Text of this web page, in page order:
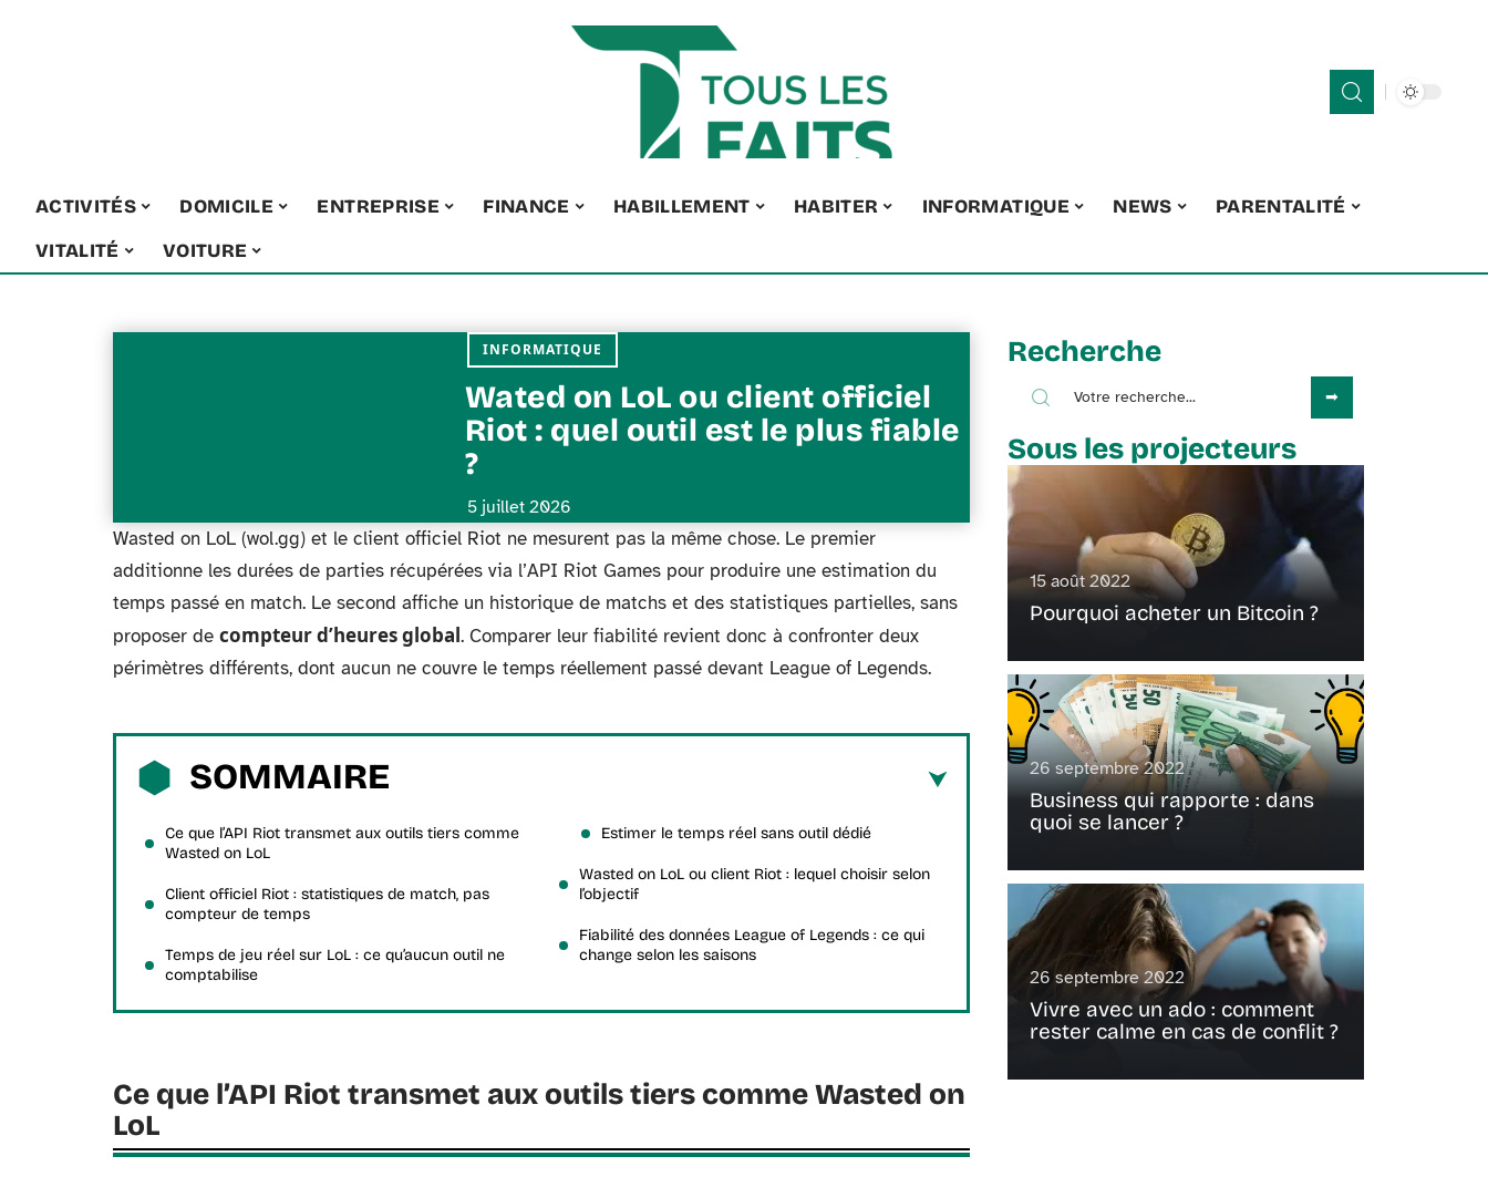
ACTIVITÉS DOMICILE ENTREPRISE FINANCE HABILLEMENT HABITER INFORMATIQUE NEWS
PARENTALITÉ
VITALITÉ
VOITURE
INFORMATIQUE
Wated on LoL ou client officiel
Riot : quel outil est le plus fiable
?
5 juillet 2026
Wasted on LoL (wol.gg) et le client officiel Riot ne mesurent pas la même chose. Le premier
additionne les durées de parties récupérées via l’API Riot Games pour produire une estimation du
temps passé en match. Le second affiche un historique de matchs et des statistiques partielles, sans
proposer de compteur d’heures global. Comparer leur fiabilité revient donc à confronter deux
périmètres différents, dont aucun ne couvre le temps réellement passé devant League of Legends.
SOMMAIRE
Ce que l’API Riot transmet aux outils tiers comme
Wasted on LoL
Client officiel Riot : statistiques de match, pas
compteur de temps
Temps de jeu réel sur LoL : ce qu’aucun outil ne
comptabilise
Estimer le temps réel sans outil dédié
Wasted on LoL ou client Riot : lequel choisir selon
l’objectif
Fiabilité des données League of Legends : ce qui
change selon les saisons
Ce que l’API Riot transmet aux outils tiers comme Wasted on
LoL
Recherche
Sous les projecteurs
15 août 2022
Pourquoi acheter un Bitcoin ?
26 septembre 2022
Business qui rapporte : dans
quoi se lancer ?
26 septembre 2022
Vivre avec un ado : comment
rester calme en cas de conflit ?